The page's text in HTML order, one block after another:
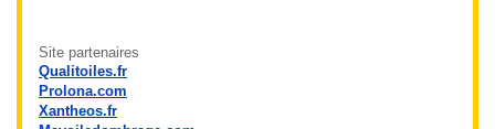
Site partenaires
Qualitoiles.fr
Prolona.com
Xantheos.fr